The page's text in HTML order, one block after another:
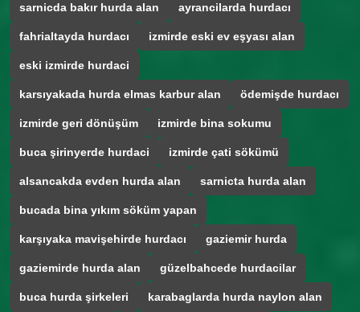
sarnicda bakır hurda alan ayrancilarda hurdacı
fahrialtayda hurdacı izmirde eski ev eşyası alan
eski izmirde hurdaci
karsıyakada hurda elmas karbur alan ödemişde hurdacı
izmirde geri dönüşüm izmirde bina sokumu
buca şirinyerde hurdaci izmirde çati sökümü
alsancakda evden hurda alan sarnicta hurda alan
bucada bina yıkım söküm yapan
karşıyaka mavişehirde hurdacı gaziemir hurda
gaziemirde hurda alan güzelbahcede hurdacilar
buca hurda şirkeleri karabaglarda hurda naylon alan